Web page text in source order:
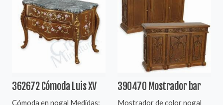
362672 Cómoda Luis XV
Cómoda en nogal Medidas:
390470 Mostrador bar
Mostrador de color nogal